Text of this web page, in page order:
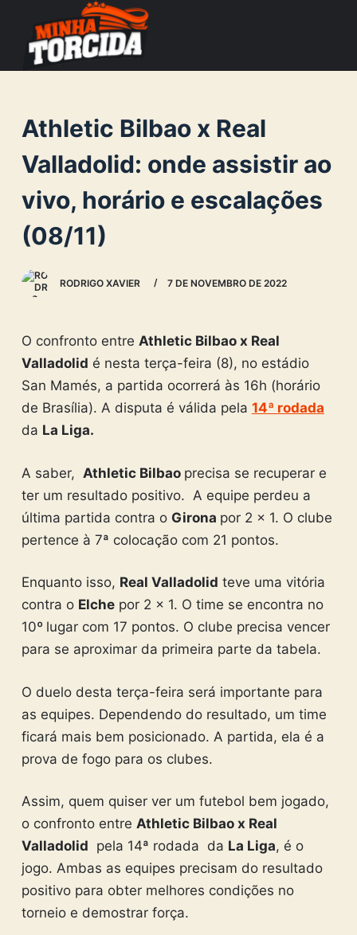
o
c
n
e
Athletic Bilbao x Real
Valladolid: onde assistir ao
vivo, horário e escalações
(08/11)
RODRIGO XAVIER 7 DE NOVEMBRO DE 2022
O confronto entre Athletic Bilbao x Real
Valladolid é nesta terça-feira (8), no estádio
San Mamés, a partida ocorrerá às 16h (horário
de Brasília). A disputa é válida pela 14ª rodada
da La Liga.
A saber, Athletic Bilbao precisa se recuperar e
ter um resultado positivo. A equipe perdeu a
última partida contra o Girona por 2 x 1. O clube
pertence à 7ª colocação com 21 pontos.
Enquanto isso, Real Valladolid teve uma vitória
contra o Elchepor 2 x 1. O time se encontra no
10º lugar com 17 pontos. O clube precisa vencer
para se aproximar da primeira parte da tabela.
O duelo desta terça-feira será importante para
as equipes. Dependendo do resultado, um time
ficará mais bem posicionado. A partida, ela é a
prova de fogo para os clubes.
Assim, quem quiser ver um futebol bem jogado,
o confronto entre Athletic Bilbao x Real
Valladolid pela 14ª rodada da La Liga, é o
jogo. Ambas as equipes precisam do resultado
positivo para obter melhores condições no
torneio e demostrar força.